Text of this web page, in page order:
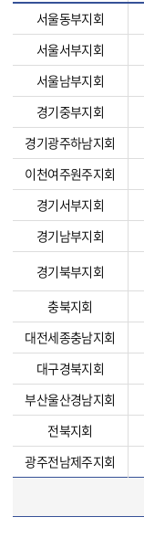
서울동부지회
서울서부지회
서울남부지회
경기중부지회
경기광주하남지회
이천여주원주지회
경기서부지회
경기남부지회
경기북부지회
충북지회
대전세종충남지회
대구경북지회
부산울산경남지회
전북지회
광주전남제주지회